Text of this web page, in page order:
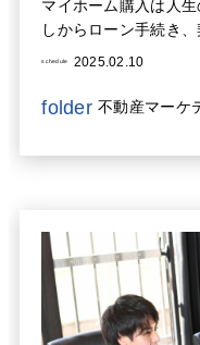
マイホーム購入は人
しからローン手続き
のも事実です。この
くべき、物件購入にお
schedule 2025.02.10
folder 不動産マーケ